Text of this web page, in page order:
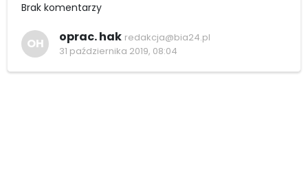
Brak komentarzy
OH oprac. hak redakcja@bia24.pl
31 października 2019, 08:04